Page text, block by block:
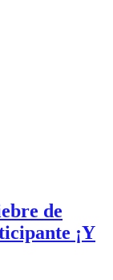
de
¡Y